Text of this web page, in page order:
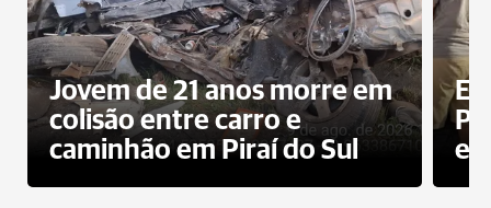
Jovem de 21 anos morre em
colisão entre carro e
caminhão em Piraí do Sul